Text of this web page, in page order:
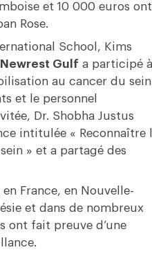
et 10 000 euros ont
Rose.
School, Kims
Newrest Gulf a participé à
au cancer du
et le personnel
Dr. Shobha Justus
intitulée « Reconnaître
» et a partagé des
France, en Nouvelle-
et dans de nombreux
ont fait preuve d’une